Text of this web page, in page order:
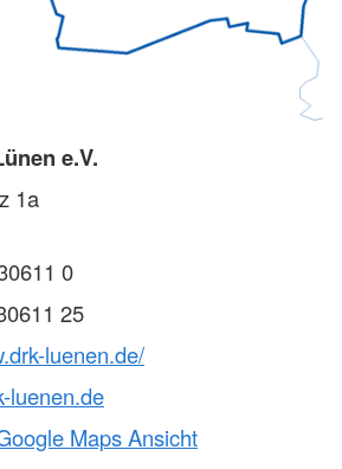
e.V.
1a
0
25
luenen.de/
luenen.de
Maps Ansicht